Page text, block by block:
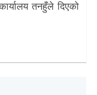
तनहुँले दिएको